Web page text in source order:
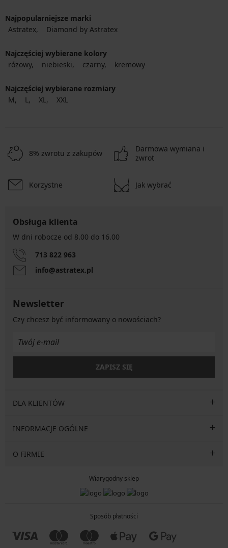
Najpopularniejsze marki
Astratex
Diamond by Astratex
Najczęściej wybierane kolory
różowy
niebieski czarny kremowy
Najczęściej wybierane rozmiary
M
L XL XXL
8% zwrotu z zakupów
Darmowa wymiana i
zwrot
Korzystne Jak wybrać
Obsługa klienta
W dni robocze od 8.00 do 16.00
713 822 963
info@astratex.pl
Newsletter
Czy chcesz być informowany o nowościach?
ZAPISZ SIĘ
DLA KLIENTÓW
INFORMACJE OGÓLNE
O FIRMIE
Wiarygodny sklep
Sposób płatności